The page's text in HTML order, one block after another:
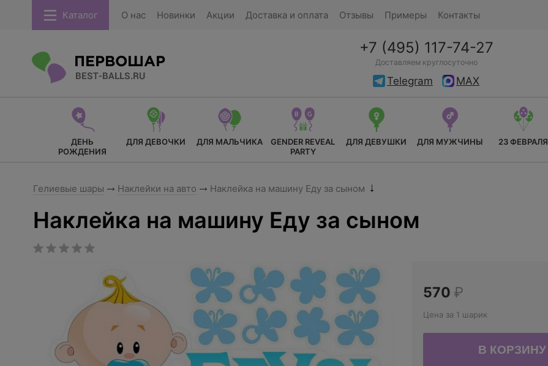
Каталог О нас Новинки Акции Доставка и оплата Отзывы Примеры Контакты
+7 (495) 117-74-27
Доставляем круглосуточно
Telegram MAX
ДЕНЬ
РОЖДЕНИЯ
ДЛЯ ДЕВОЧКИ ДЛЯ МАЛЬЧИКА
GENDER REVEAL
PARTY
ДЛЯ ДЕВУШКИ ДЛЯ МУЖЧИНЫ 23 ФЕВРАЛЯ
Гелиевые шары Наклейки на авто Наклейка на машину Еду за сыном
Наклейка на машину Еду за сыном
570 ₽
Цена за 1 шарик